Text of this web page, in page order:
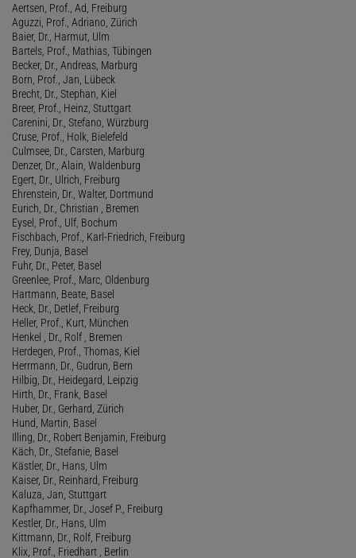
Aertsen, Prof., Ad, Freiburg
Aguzzi, Prof., Adriano, Zürich
Baier, Dr., Harmut, Ulm
Bartels, Prof., Mathias, Tübingen
Becker, Dr., Andreas, Marburg
Born, Prof., Jan, Lübeck
Brecht, Dr., Stephan, Kiel
Breer, Prof., Heinz, Stuttgart
Carenini, Dr., Stefano, Würzburg
Cruse, Prof., Holk, Bielefeld
Culmsee, Dr., Carsten, Marburg
Denzer, Dr., Alain, Waldenburg
Egert, Dr., Ulrich, Freiburg
Ehrenstein, Dr., Walter, Dortmund
Eurich, Dr., Christian , Bremen
Eysel, Prof., Ulf, Bochum
Fischbach, Prof., Karl-Friedrich, Freiburg
Frey, Dunja, Basel
Fuhr, Dr., Peter, Basel
Greenlee, Prof., Marc, Oldenburg
Hartmann, Beate, Basel
Heck, Dr., Detlef, Freiburg
Heller, Prof., Kurt, München
Henkel , Dr., Rolf , Bremen
Herdegen, Prof., Thomas, Kiel
Herrmann, Dr., Gudrun, Bern
Hilbig, Dr., Heidegard, Leipzig
Hirth, Dr., Frank, Basel
Huber, Dr., Gerhard, Zürich
Hund, Martin, Basel
Illing, Dr., Robert Benjamin, Freiburg
Käch, Dr., Stefanie, Basel
Kästler, Dr., Hans, Ulm
Kaiser, Dr., Reinhard, Freiburg
Kaluza, Jan, Stuttgart
Kapfhammer, Dr., Josef P., Freiburg
Kestler, Dr., Hans, Ulm
Kittmann, Dr., Rolf, Freiburg
Klix, Prof., Friedhart , Berlin